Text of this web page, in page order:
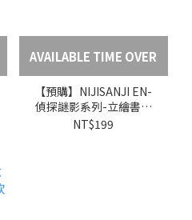
AVAILABLE TIME OVER
【預購】NIJISANJI EN-
偵探謎影系列-立繪書封
色紙-盲抽-共6款
NT$199